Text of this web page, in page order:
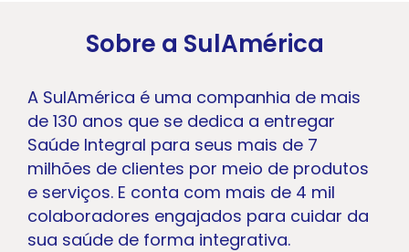
Sobre a SulAmérica
A SulAmérica é uma companhia de mais
de 130 anos que se dedica a entregar
Saúde Integral para seus mais de 7
milhões de clientes por meio de produtos
e serviços. E conta com mais de 4 mil
colaboradores engajados para cuidar da
sua saúde de forma integrativa.